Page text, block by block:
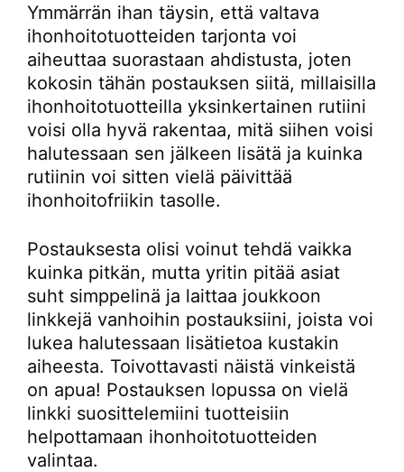
Ymmärrän ihan täysin, että valtava
ihonhoitotuotteiden tarjonta voi
aiheuttaa suorastaan ahdistusta, joten
kokosin tähän postauksen siitä, millaisilla
ihonhoitotuotteilla yksinkertainen rutiini
voisi olla hyvä rakentaa, mitä siihen voisi
halutessaan sen jälkeen lisätä ja kuinka
rutiinin voi sitten vielä päivittää
ihonhoitofriikin tasolle.
Postauksesta olisi voinut tehdä vaikka
kuinka pitkän, mutta yritin pitää asiat
suht simppelinä ja laittaa joukkoon
linkkejä vanhoihin postauksiini, joista voi
lukea halutessaan lisätietoa kustakin
aiheesta. Toivottavasti näistä vinkeistä
on apua! Postauksen lopussa on vielä
linkki suosittelemiini tuotteisiin
helpottamaan ihonhoitotuotteiden
valintaa.